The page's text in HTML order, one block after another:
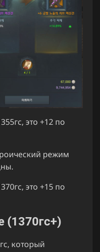
это +12 по
режим
это +15 по
(1370гс+)
который